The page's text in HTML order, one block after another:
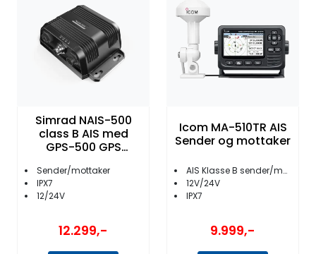
Simrad NAIS-500
class B AIS med
GPS-500 GPS
Sender/mottaker
IPX7
12/24V
12.299,-
Icom MA-510TR AIS
Sender og mottaker
AIS Klasse B sender/mottaker
12V/24V
IPX7
9.999,-
Fritid/Sikkerhet
Båtpleie/Opplag
Seil
Nyheter